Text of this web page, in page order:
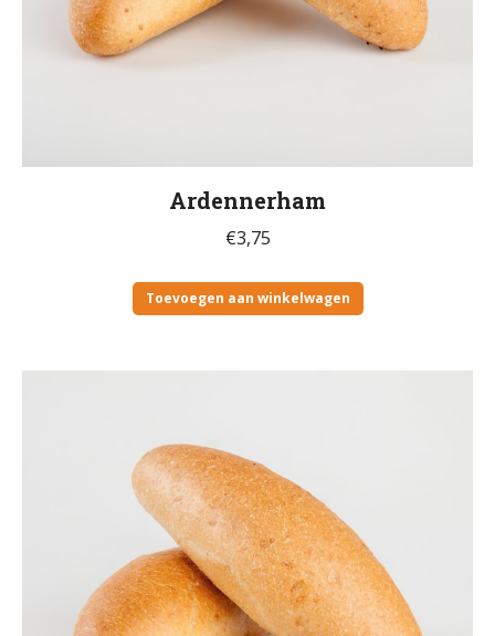
Ardennerham
€3,75
Toevoegen aan winkelwagen